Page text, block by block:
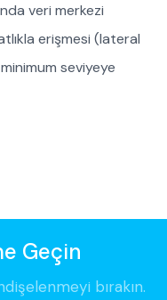
veri merkezi
erişmesi (lateral
seviyeye
Geçin
bırakın.